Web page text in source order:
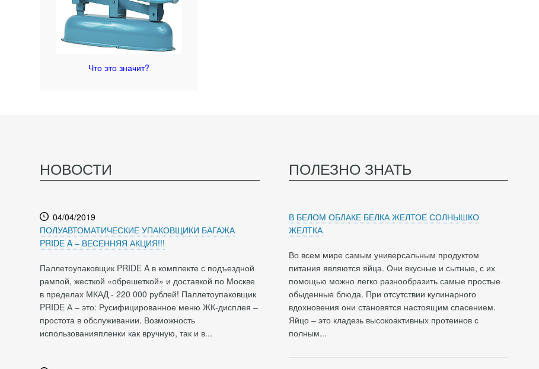
Что это значит?
НОВОСТИ
04/04/2019
ПОЛУАВТОМАТИЧЕСКИЕ УПАКОВЩИКИ БАГАЖА
PRIDE A – ВЕСЕННЯЯ АКЦИЯ!!!
Паллетоупаковщик PRIDE A в комплекте с подъездной
рампой, жесткой «обрешеткой» и доставкой по Москве
в пределах МКАД - 220 000 рублей! Паллетоупаковщик
PRIDE А – это: Русифицированное меню ЖК-дисплея –
простота в обслуживании. Возможность
использованияпленки как вручную, так и в...
ПОЛЕЗНО ЗНАТЬ
В БЕЛОМ ОБЛАКЕ БЕЛКА ЖЕЛТОЕ СОЛНЫШКО
ЖЕЛТКА
Во всем мире самым универсальным продуктом
питания являются яйца. Они вкусные и сытные, с их
помощью можно легко разнообразить самые простые
обыденные блюда. При отсутствии кулинарного
вдохновения они становятся настоящим спасением.
Яйцо – это кладезь высокоактивных протеинов с
полным...